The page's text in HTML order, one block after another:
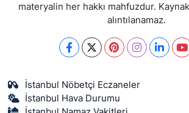
materyalin her hakkı mahfuzdur.
alıntılanamaz.
İstanbul Nöbetçi Eczaneler
İstanbul Hava Durumu